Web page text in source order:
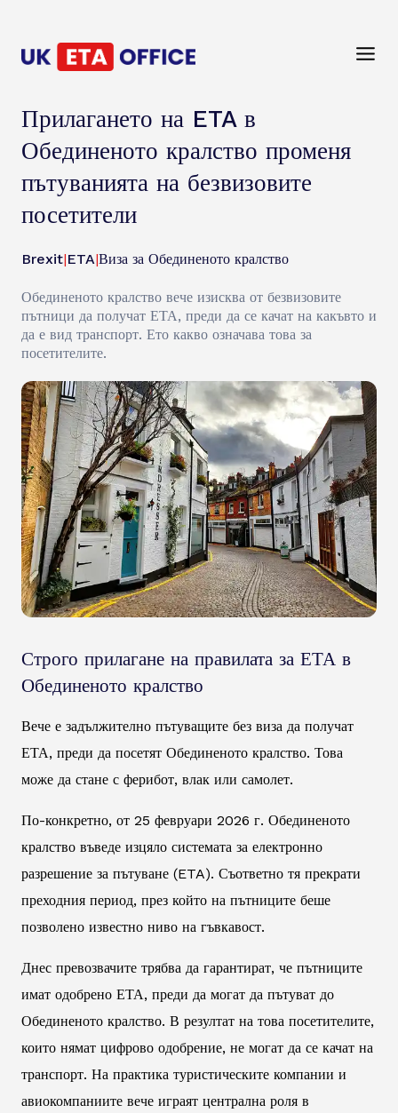
Прилагането на ETA в
Обединеното кралство променя
пътуванията на безвизовите
посетители
Brexit|ETA|Виза за Обединеното кралство
Обединеното кралство вече изисква от безвизовите
пътници да получат ЕТА, преди да се качат на какъвто и
да е вид транспорт. Ето какво означава това за
посетителите.
Строго прилагане на правилата за ЕТА в
Обединеното кралство
Вече е задължително пътуващите без виза да получат
ЕТА, преди да посетят Обединеното кралство. Това
може да стане с ферибот, влак или самолет.
По-конкретно, от 25 февруари 2026 г. Обединеното
кралство въведе изцяло системата за електронно
разрешение за пътуване (ETA). Съответно тя прекрати
преходния период, през който на пътниците беше
позволено известно ниво на гъвкавост.
Днес превозвачите трябва да гарантират, че пътниците
имат одобрено ЕТА, преди да могат да пътуват до
Обединеното кралство. В резултат на това посетителите,
които нямат цифрово одобрение, не могат да се качат на
транспорт. На практика туристическите компании и
авиокомпаниите вече играят централна роля в